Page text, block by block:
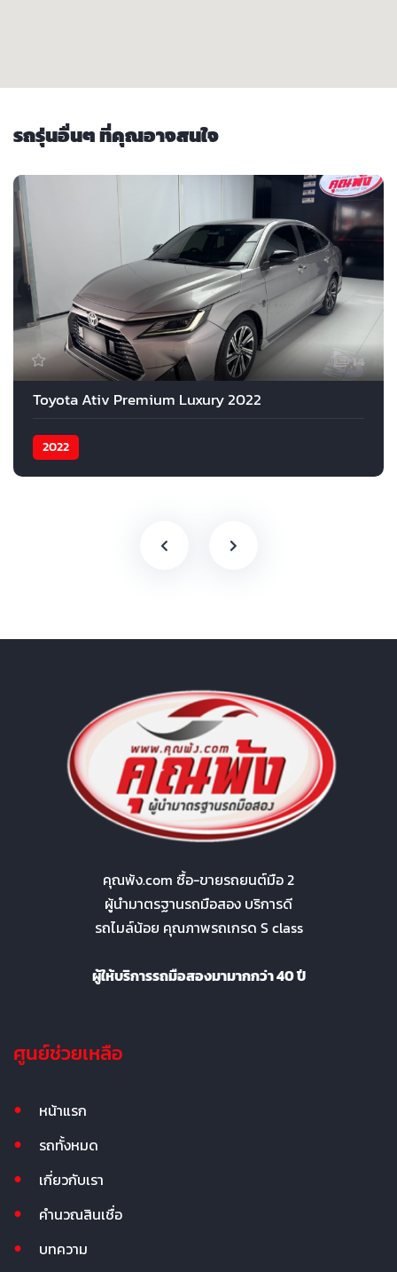
รถรุ่นอื่นๆ ที่คุณอาจสนใจ
14
Toyota Ativ Premium Luxury 2022
2022
คุณพ้ง.com ซื้อ-ขายรถยนต์มือ 2
ผู้นำมาตรฐานรถมือสอง บริการดี
รถไมล์น้อย คุณภาพรถเกรด S class
ผู้ให้บริการรถมือสองมามากกว่า 40 ปี
ศูนย์ช่วยเหลือ
หน้าแรก
รถทั้งหมด
เกี่ยวกับเรา
คำนวณสินเชื่อ
บทความ